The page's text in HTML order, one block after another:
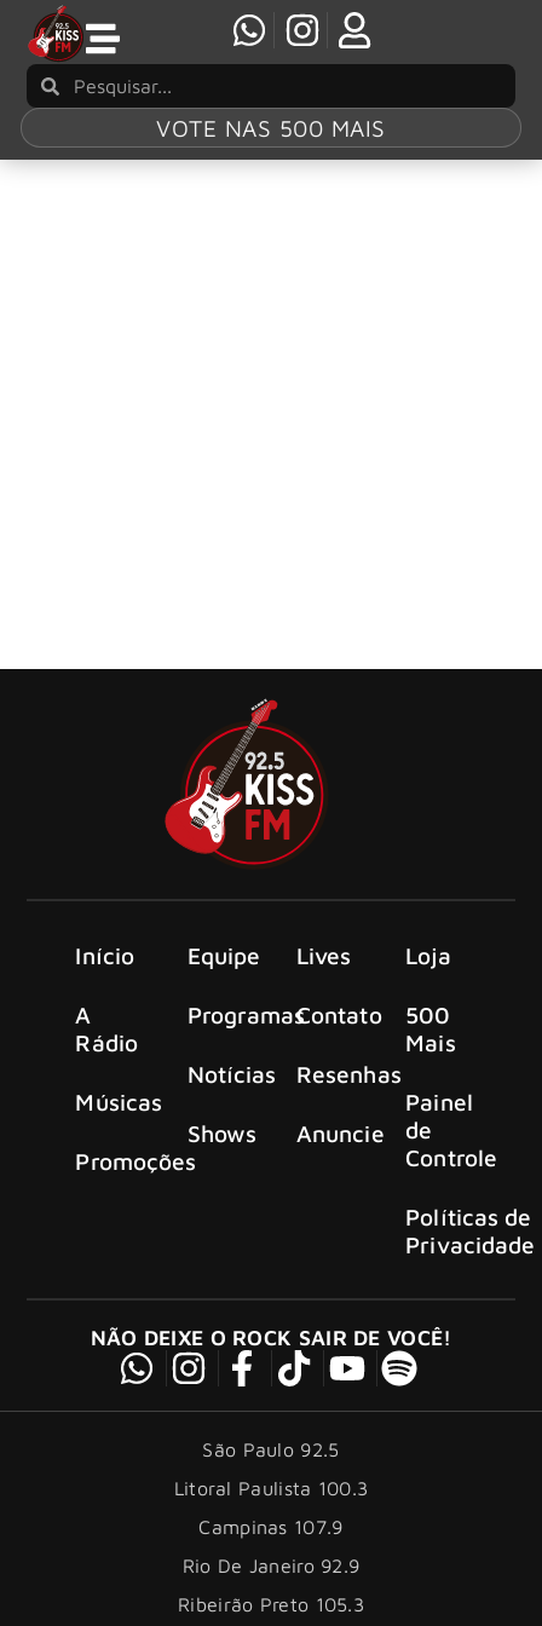
VOTE NAS 500 MAIS
Início
A
Rádio
Músicas
Promoções
Equipe
Programas
Notícias
Shows
Lives
Contato
Resenhas
Anuncie
Loja
500
Mais
Painel
de
Controle
Políticas de
Privacidade
NÃO DEIXE O ROCK SAIR DE VOCÊ!
São Paulo 92.5
Litoral Paulista 100.3
Campinas 107.9
Rio De Janeiro 92.9
Ribeirão Preto 105.3